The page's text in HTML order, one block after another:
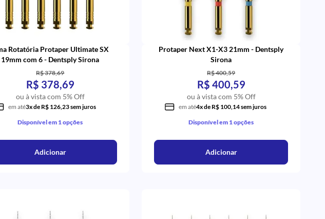
Rotatória Protaper Ultimate SX
19mm com 6 - Dentsply Sirona
R$ 378,69
R$ 378,69
ou à vista com 5% Off
em até3x de R$ 126,23 sem juros
Disponível em 1 opções
Adicionar
Protaper Next X1-X3 21mm - Dentsply
Sirona
R$ 400,59
R$ 400,59
ou à vista com 5% Off
em até4x de R$ 100,14 sem juros
Disponível em 1 opções
Adicionar